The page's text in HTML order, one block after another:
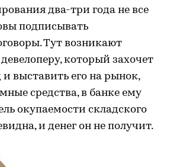
два-три года не все
подписывать
Тут возникают
который захочет
и выставить его на рынок,
средства, в банке ему
окупаемости складского
и денег он не получит.